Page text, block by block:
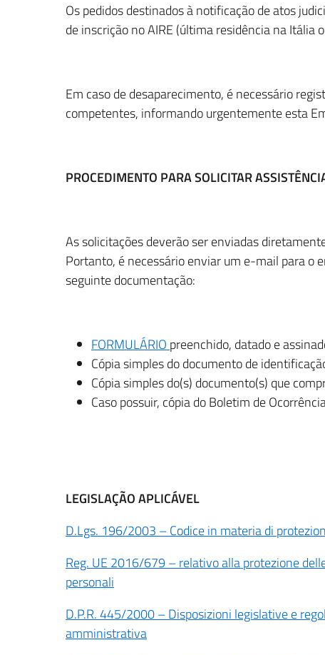
Os pedidos destinados à notificação de atos
de inscrição no AIRE (última residência na Itália
Em caso de desaparecimento, é necessário
competentes, informando urgentemente esta
PROCEDIMENTO PARA SOLICITAR
As solicitações deverão ser enviadas
Portanto, é necessário enviar um e-mail para o
seguinte documentação:
FORMULÁRIO preenchido, datado e
Cópia simples do documento de
Cópia simples do(s) documento(s) que
Caso possuir, cópia do Boletim de
LEGISLAÇÃO APLICÁVEL
D.Lgs. 196/2003 – Codice in materia di
Reg. UE 2016/679 – relativo alla protezione
personali
D.P.R. 445/2000 – Disposizioni legislative e
amministrativa